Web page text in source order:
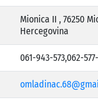
Mionica II , 76250
Hercegovina
061-943-573,062-